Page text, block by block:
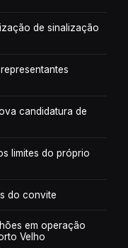
de sinalização
candidatura de
limites do próprio
do convite
em operação
Velho